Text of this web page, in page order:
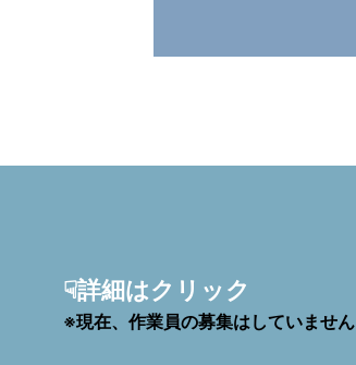
☟詳細はクリック
※現在、作業員の募集はしていません